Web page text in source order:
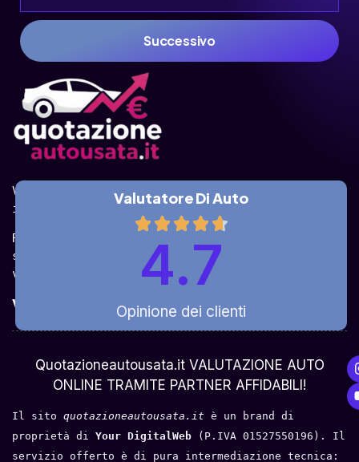
Successivo
Valuta la tua auto online, gratis e in pochi
istanti.
Ricevi la quotazione dai vari partner e potrai
sceglierla come venderla in modo sicuro,
veloce e rapido!
Valuta Per Modello
Valutatore Di Auto
Opinione dei clienti
4.7
Quotazioneautousata.it VALUTAZIONE AUTO
ONLINE TRAMITE PARTNER AFFIDABILI!
Il sito quotazioneautousata.it è un brand di
proprietà di Your DigitalWeb
(P.IVA 01527550196). Il
servizio offerto è di pura intermediazione tecnica: